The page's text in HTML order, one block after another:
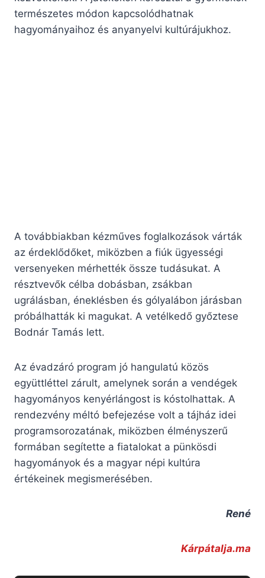
természetes módon kapcsolódhatnak
hagyományaihoz és anyanyelvi kultúrájukhoz.
A továbbiakban kézműves foglalkozások várták
az érdeklődőket, miközben a fiúk ügyességi
versenyeken mérhették össze tudásukat. A
résztvevők célba dobásban, zsákban
ugrálásban, éneklésben és gólyalábon járásban
próbálhatták ki magukat. A vetélkedő győztese
Bodnár Tamás lett.
Az évadzáró program jó hangulatú közös
együttléttel zárult, amelynek során a vendégek
hagyományos kenyérlángost is kóstolhattak. A
rendezvény méltó befejezése volt a tájház idei
programsorozatának, miközben élményszerű
formában segítette a fiatalokat a pünkösdi
hagyományok és a magyar népi kultúra
értékeinek megismerésében.
René
Kárpátalja.ma